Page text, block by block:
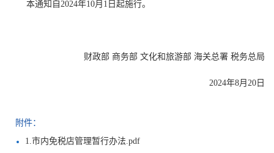
本通知自2024年10月1日起施行。
财政部 商务部 文化和旅游部 海关总署 税务总局
2024年8月20日
附件：
1.市内免税店管理暂行办法.pdf